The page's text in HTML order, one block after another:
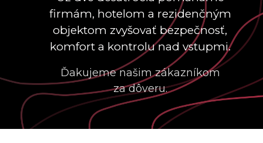
Čítacie Jednotky SALTO
MULLION WALL XS
Čítacie Jednotky SALTO GLASS
XS READER
Čítacie Jednotky SALTO PANEL
XS READER
Čítacie Jednotky SALTO WAVE
Čítacie Jednotky SALTO LONG
DISTANCE XS
Terminály Na Rozpoznanie Tvári
firmám, hotelom a rezidenčným
objektom zvyšovať bezpečnosť,
komfort a kontrolu nad vstupmi.
Ďakujeme našim zákazníkom
za dôveru.